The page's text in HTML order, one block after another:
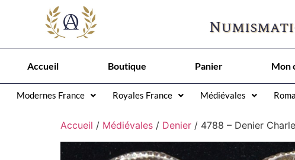
Accueil Boutique Panier Mon
Modernes France Royales France Médiévales
Accueil / Médiévales / Denier / 4788 – Denier